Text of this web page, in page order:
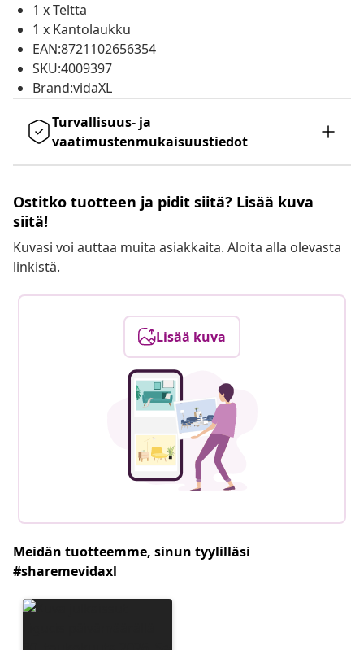
1 x Teltta
1 x Kantolaukku
EAN:8721102656354
SKU:4009397
Brand:vidaXL
Turvallisuus- ja
vaatimustenmukaisuustiedot
Ostitko tuotteen ja pidit siitä? Lisää kuva
siitä!
Kuvasi voi auttaa muita asiakkaita. Aloita alla olevasta
linkistä.
Lisää kuva
Meidän tuotteemme, sinun tyylilläsi
#sharemevidaxl